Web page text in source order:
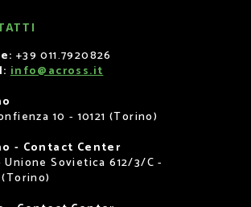
+39 011.7920826
info@across.it
10 - 10121 (Torino)
- Contact Center
Unione Sovietica 612/3/C -
(Torino)